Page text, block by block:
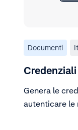
Documenti
Genera le
autenticare le